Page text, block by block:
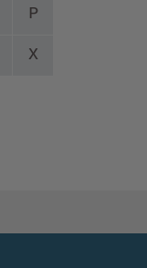
P
X